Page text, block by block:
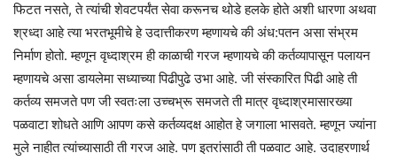
फिटत नसते, ते त्यांची शेवटपर्यंत सेवा करूनच थोडे हलके होते अशी धारणा अथवा
श्रध्दा आहे त्या भरतभूमीचे हे उदात्तीकरण म्हणायचे की अंध:पतन असा संभ्रम
निर्माण होतो. म्हणून वृध्दाश्रम ही काळाची गरज म्हणायचे की कर्तव्यापासून पलायन
म्हणायचे असा डायलेमा सध्याच्या पिढीपुढे उभा आहे. जी संस्कारित पिढी आहे ती
कर्तव्य समजते पण जी स्वतःला उच्चभ्रू समजते ती मात्र वृध्दाश्रमासारख्या
पळवाटा शोधते आणि आपण कसे कर्तव्यदक्ष आहोत हे जगाला भासवते. म्हणून ज्यांना
मुले नाहीत त्यांच्यासाठी ती गरज आहे. पण इतरांसाठी ती पळवाट आहे. उदाहरणार्थ